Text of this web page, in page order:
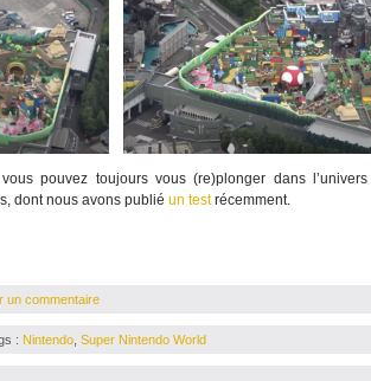
pouvez toujours vous (re)plonger dans
dont nous avons publié un testrécemment.
un commentaire
: Nintendo Super Nintendo World